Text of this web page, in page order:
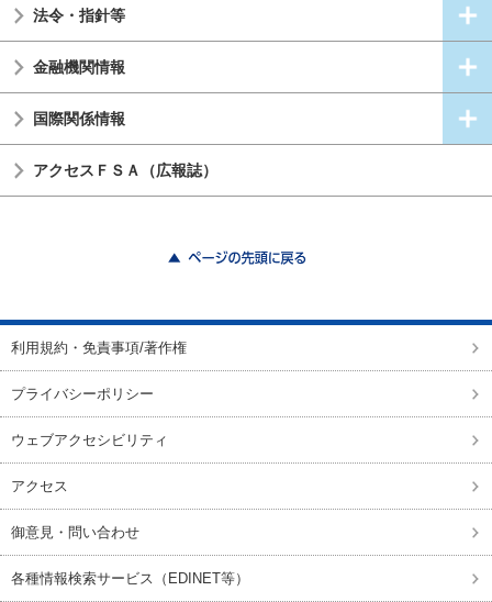
法令・指針等
金融機関情報
国際関係情報
アクセスＦＳＡ（広報誌）
利用規約・免責事項/著作権
プライバシーポリシー
ウェブアクセシビリティ
アクセス
御意見・問い合わせ
各種情報検索サービス（EDINET等）